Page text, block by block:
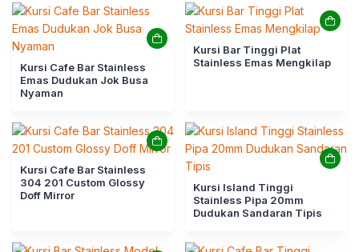
Kursi Cafe Bar Stainless
Emas Dudukan Jok Busa
Nyaman
Kursi Bar Tinggi Plat
Stainless Emas Mengkilap
Kursi Cafe Bar Stainless
304 201 Custom Glossy
Doff Mirror
Kursi Island Tinggi
Stainless Pipa 20mm
Dudukan Sandaran Tipis